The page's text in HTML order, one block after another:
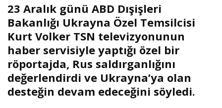
23 Aralık günü ABD Dışişleri
Bakanlığı Ukrayna Özel Temsilcisi
Kurt Volker TSN televizyonunun
haber servisiyle yaptığı özel bir
röportajda, Rus saldırganlığını
değerlendirdi ve Ukrayna’ya olan
desteğin devam edeceğini söyledi.